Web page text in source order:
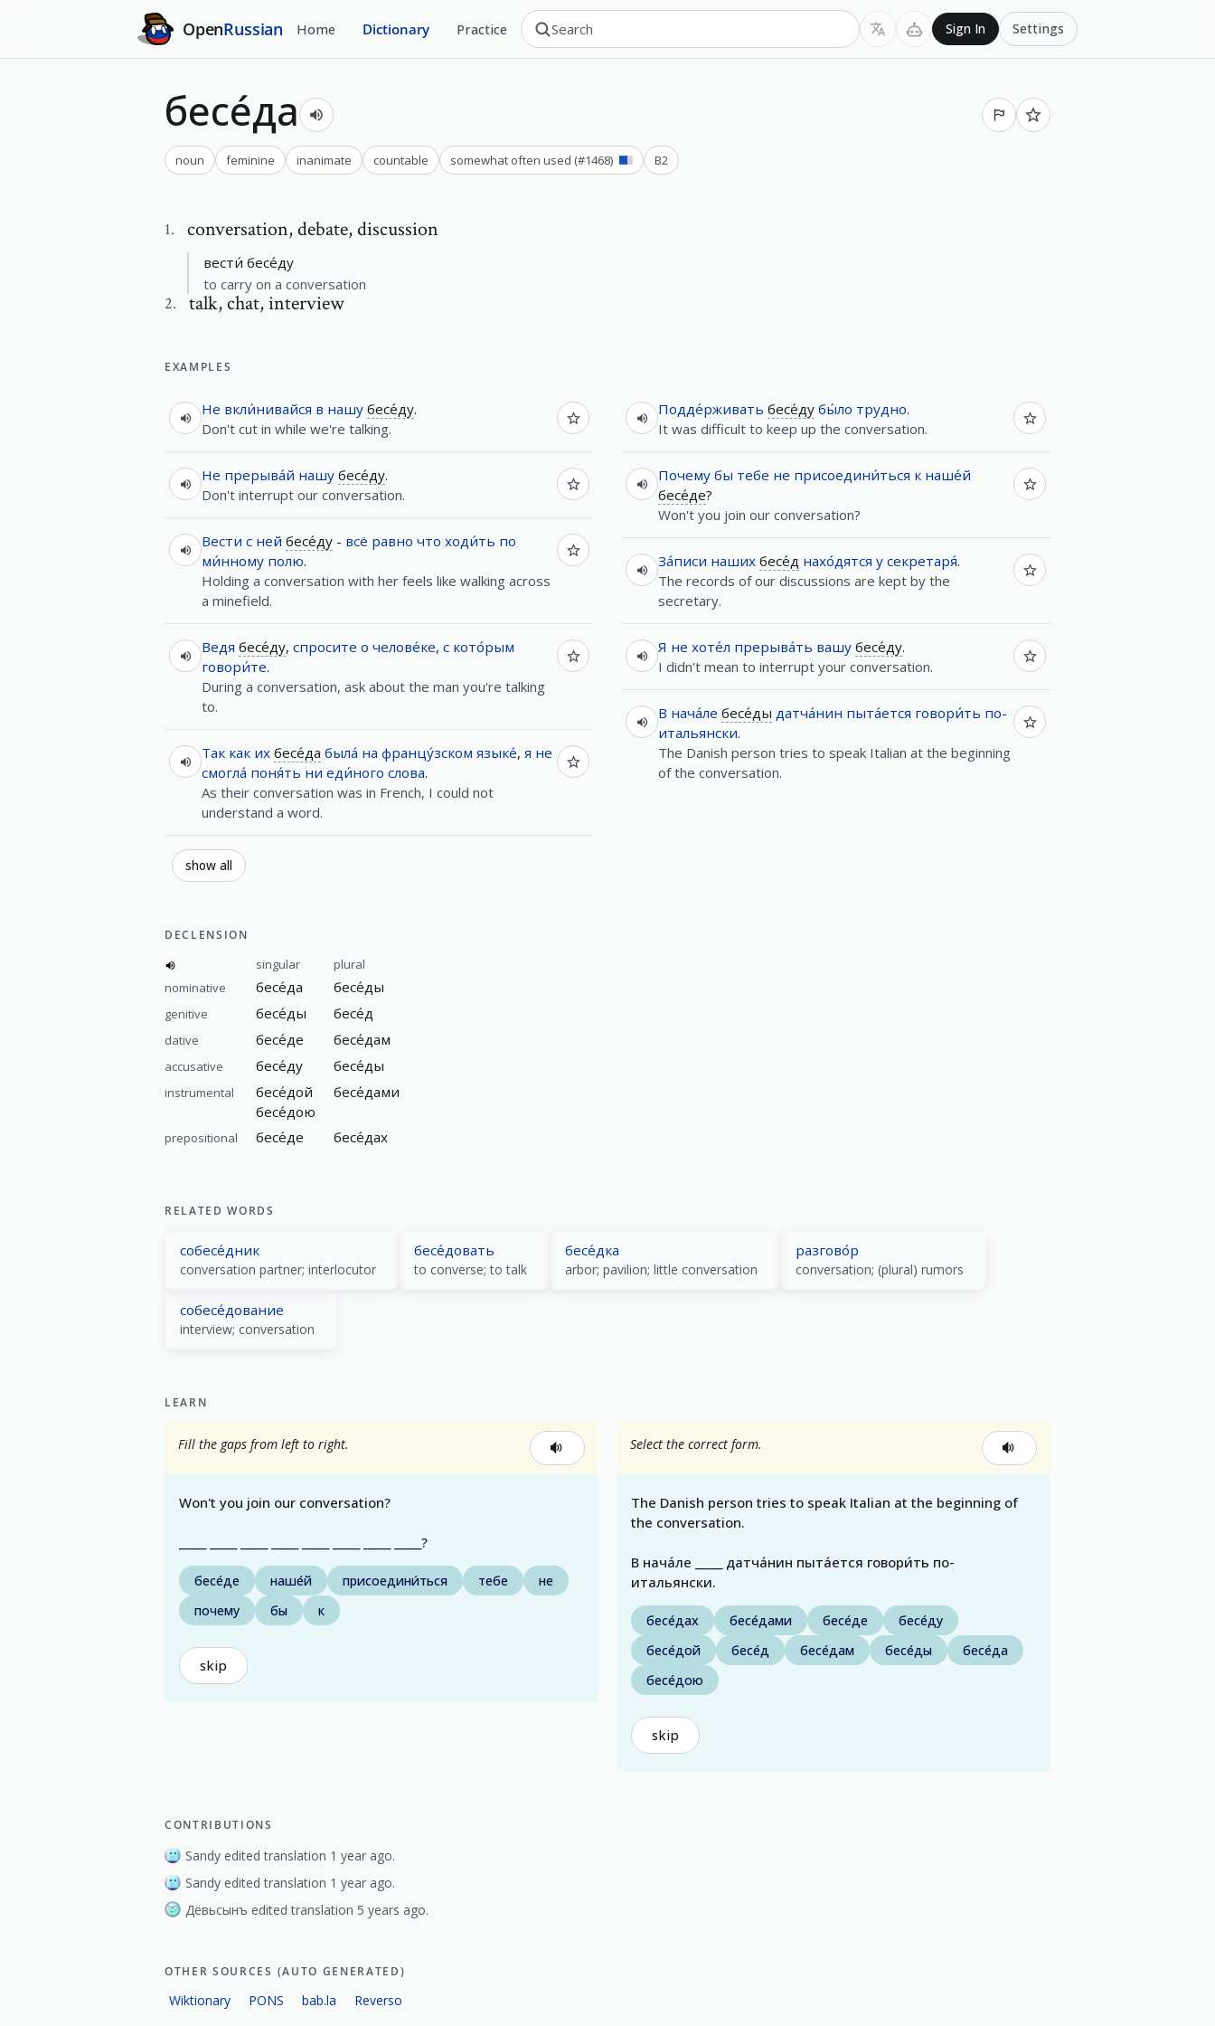
OpenRussian Home Dictionary Practice Sign In Settings
бесе́да
noun feminine inanimate countable somewhat often used (#1468) B2
1. conversation,debate, discussion
вести́ бесе́ду
to carry on a conversation
2. talk,chat, interview
EXAMPLES
Не вкли́нивайся в нашу бесе́ду.
Don't cut in while we're talking.
Не прерыва́й нашу бесе́ду.
Don't interrupt our conversation.
Вести с ней бесе́ду - всё равно что ходи́ть по
ми́нному полю.
Holding a conversation with her feels like walking across
a minefield.
Ведя бесе́ду, спросите о челове́ке, с кото́рым
говори́те.
During a conversation, ask about the man you're talking
to.
Так как их бесе́да была́ на францу́зском языке́, я не
смогла́ поня́ть ни еди́ного слова.
As their conversation was in French, I could not
understand a word.
Подде́рживать бесе́ду бы́ло трудно.
It was difficult to keep up the conversation.
Почему бы тебе не присоедини́ться к наше́й
бесе́де?
Won't you join our conversation?
За́писи наших бесе́д нахо́дятся у секретаря́.
The records of our discussions are kept by the
secretary.
Я не хоте́л прерыва́ть вашу бесе́ду.
I didn't mean to interrupt your conversation.
В нача́ле бесе́ды датча́нин пыта́ется говори́ть по-
итальянски.
The Danish person tries to speak Italian at the beginning
of the conversation.
show all
DECLENSION
singular
plural
nominative
бесе́да бесе́ды
genitive бесе́ды бесе́д
dative бесе́де бесе́дам
accusative бесе́ду бесе́ды
instrumental
бесе́дой
бесе́дою
бесе́дами
prepositional бесе́де бесе́дах
RELATED WORDS
собесе́дник
conversation partner; interlocutor
бесе́довать
to converse; to talk
бесе́дка
arbor; pavilion; little conversation
разгово́р
conversation; (plural) rumors
собесе́дование
interview; conversation
LEARN
Fill the gaps from left to right.
Won't you join our conversation?
_____ _____ _____ _____ _____ _____ _____ _____?
бесе́де наше́й присоедини́ться тебе
не
почему
бы к
skip
Select the correct form.
The Danish person tries to speak Italian at the beginning of
the conversation.
В нача́ле _____ датча́нин пыта́ется говори́ть по-
итальянски.
бесе́дах бесе́дами бесе́де
бесе́ду
бесе́дой
бесе́д бесе́дам бесе́ды
бесе́да
бесе́дою
skip
CONTRIBUTIONS
Sandy edited translation 1 year ago.
Sandy edited translation 1 year ago.
Дёвьсынъ edited translation 5 years ago.
OTHER SOURCES (AUTO GENERATED)
Wiktionary PONS bab.la Reverso